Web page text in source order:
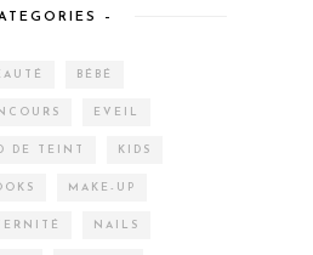
–
BÉBÉ
EVEIL
DE TEINT KIDS
MAKE-UP
NAILS